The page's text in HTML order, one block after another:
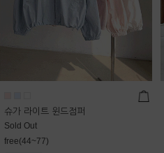
슈가 라이트 윈드점퍼
Sold Out
free(44~77)